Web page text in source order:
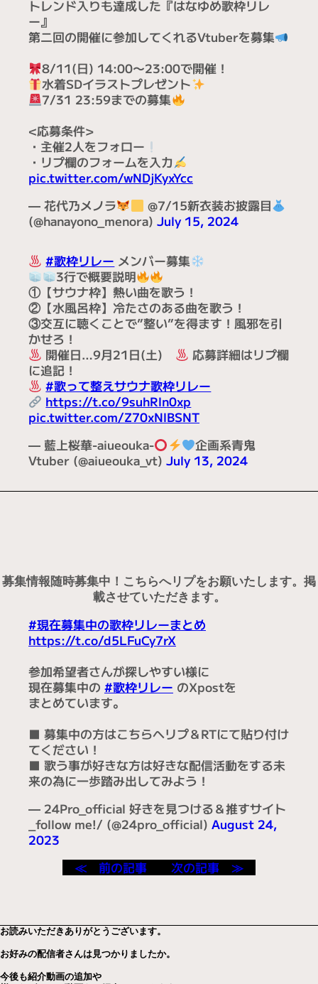
＼＼第二回#はなゆめ歌枠リレー公募
／／
トレンド入りも達成した『はなゆめ歌枠リレ
第二回の開催に参加してくれるVtuberを募集
8/11(日) 14:00〜23:00で開催！
7/31 23:59までの募集
<応募条件>
・主催2人をフォロー
・リプ欄のフォームを入力
pic.twitter.com/wNDjKyxYcc
(@hanayono_menora)July 15, 2024
#歌枠リレーメンバー募集
3行で概要説明
①【サウナ枠】熱い曲を歌う！
②【水風呂枠】冷たさのある曲を歌う！
③交互に聴くことで”整い”を得ます！風邪を引
かせろ！
開催日…9月21日(土)
応募詳細はリプ欄
に追記！
#歌って整えサウナ歌枠リレー
https://t.co/9suhRln0xp
pic.twitter.com/Z70xNlBSNT
— 藍上桜華-aiueouka-
企画系青鬼
募集情報随時募集中！こちらへリプをお願いたします。掲
載させていただきます。
#現在募集中の歌枠リレーまとめ
https://t.co/d5LFuCy7rX
現在募集中の#歌枠リレーのXpostを
まとめています。
■ 募集中の方はこちらへリプ＆RTにて貼り付け
■ 歌う事が好きな方は好きな配信活動をする未
来の為に一歩踏み出してみよう！
— 24Pro_official 好きを見つける＆推すサイト
_follow me!/ (@24pro_official)August 24,
お読みいただきありがとうございます。